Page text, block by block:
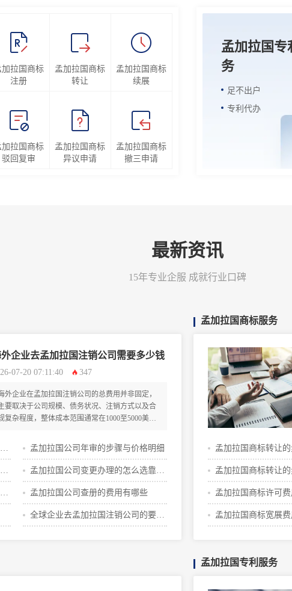
加拉国商标
注册
孟加拉国商标
转让
孟加拉国商标
续展
加拉国商标
驳回复审
孟加拉国商标
异议申请
孟加拉国商标
撤三申请
孟加拉国专
务
足不出户
专利代办
最新资讯
15年专业企服 成就行业口碑
企业去孟加拉国注销公司需要多少钱
07-20 07:11:40 347
外企业在孟加拉国注销公司的总费用并非固定，
要取决于公司规模、债务状况、注销方式以及合
复杂程度，整体成本范围通常在1000至5000美元
孟加拉国公司年审的步骤与价格明细
孟加拉国公司变更办理的怎么选靠谱
的机构
孟加拉国公司查册的费用有哪些
全球企业去孟加拉国注销公司的要求
孟加拉国商标服务
孟加拉国商标转让
孟加拉国商标转让
孟加拉国商标许可
孟加拉国商标宽展
孟加拉国专利服务